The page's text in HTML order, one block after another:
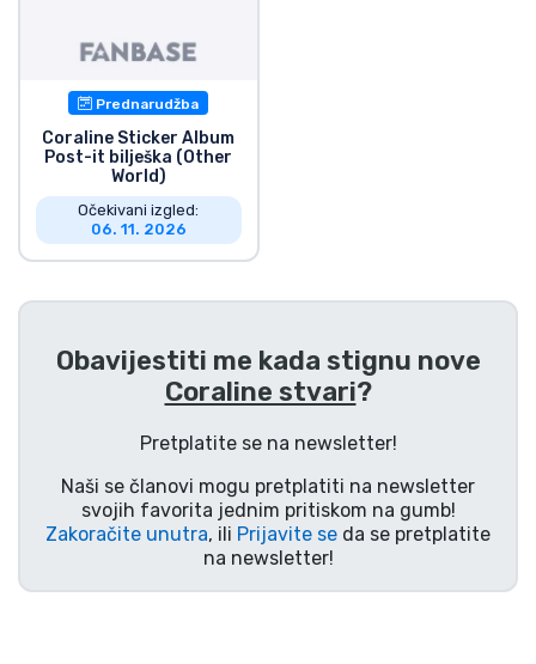
Prednarudžba
Coraline Sticker Album
Post-it bilješka (Other
World)
Očekivani izgled:
06. 11. 2026
Obavijestiti me kada stignu nove
Coraline stvari?
Pretplatite se na newsletter!
Naši se članovi mogu pretplatiti na newsletter
svojih favorita jednim pritiskom na gumb!
Zakoračite unutra, ili Prijavite se da se pretplatite
na newsletter!
Crtani proizvodi
Anime proizvodi
Gamer proizvodi
Sportski proizvodi
Marke